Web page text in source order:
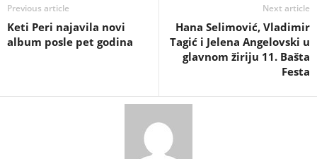
Previous article
Keti Peri najavila novi
album posle pet godina
Next article
Hana Selimović, Vladimir
Tagić i Jelena Angelovski u
glavnom žiriju 11. Bašta
Festa